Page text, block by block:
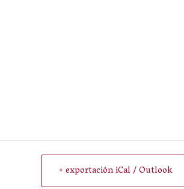
+ exportación iCal / Outlook